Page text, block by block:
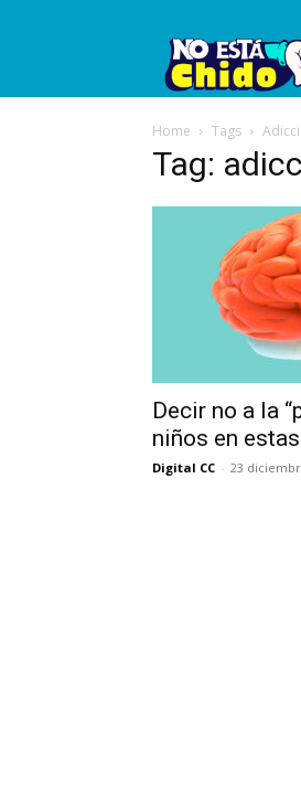
Home Tags
Tag:
Decir no a la
niños en
Digital CC - 23